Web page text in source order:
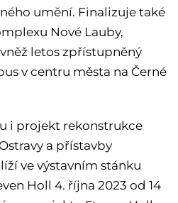
umění. Finalizuje také
Nové Lauby,
letos zpřístupněný
v centru města na Černé
i projekt rekonstrukce
a přístavby
ve výstavním stánku
Holl 4. října 2023 od 14